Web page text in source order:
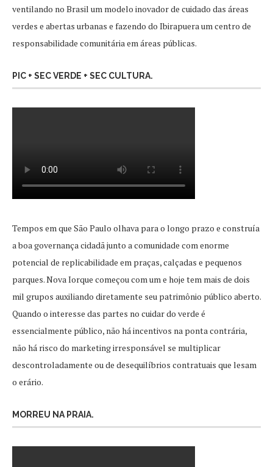
ventilando no Brasil um modelo inovador de cuidado das áreas
verdes e abertas urbanas e fazendo do Ibirapuera um centro de
responsabilidade comunitária em áreas públicas.
PIC + SEC VERDE + SEC CULTURA.
Tempos em que São Paulo olhava para o longo prazo e construía
a boa governança cidadã junto a comunidade com enorme
potencial de replicabilidade em praças, calçadas e pequenos
parques. Nova Iorque começou com um e hoje tem mais de dois
mil grupos auxiliando diretamente seu patrimônio público aberto.
Quando o interesse das partes no cuidar do verde é
essencialmente público, não há incentivos na ponta contrária,
não há risco do marketing irresponsável se multiplicar
descontroladamente ou de desequilíbrios contratuais que lesam
o erário.
MORREU NA PRAIA.